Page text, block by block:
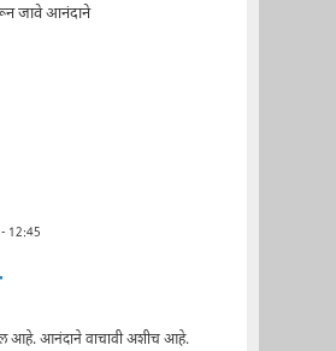
जावे आनंदाने
12:45
आहे. आनंदाने वाचावी अशीच आहे.